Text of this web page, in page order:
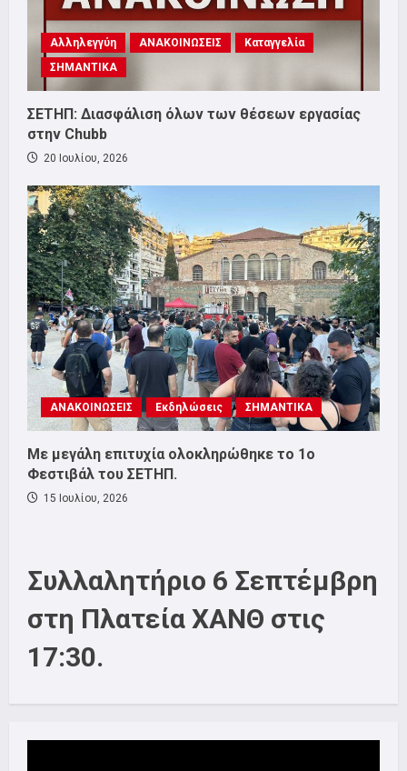
Αλληλεγγύη ΑΝΑΚΟΙΝΩΣΕΙΣ
Καταγγελία
ΣΗΜΑΝΤΙΚΑ
ΣΕΤΗΠ: Διασφάλιση όλων των θέσεων εργασίας
στην Chubb
20 Ιουλίου, 2026
ΑΝΑΚΟΙΝΩΣΕΙΣ Εκδηλώσεις ΣΗΜΑΝΤΙΚΑ
Με μεγάλη επιτυχία ολοκληρώθηκε το 1ο
Φεστιβάλ του ΣΕΤΗΠ.
15 Ιουλίου, 2026
Συλλαλητήριο 6 Σεπτέμβρη
στη Πλατεία ΧΑΝΘ στις
17:30.